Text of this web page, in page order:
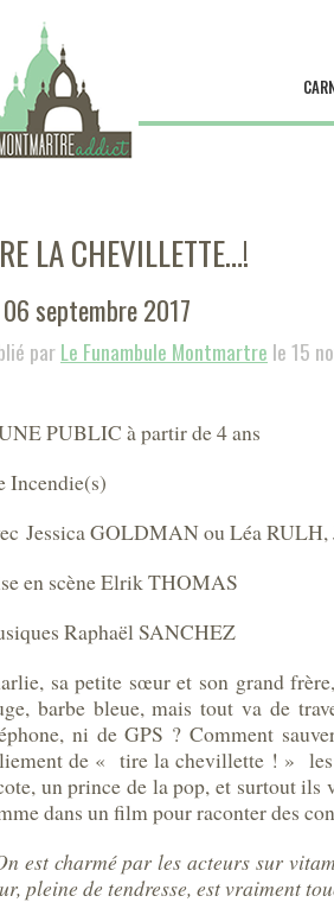
LA CHEVILLETTE…!
septembre 2017
parLe Funambule Montmartre le 15
PUBLIC à partir de 4 ans
Incendie(s)
Jessica GOLDMAN ou Léa
en scène Elrik THOMAS
Raphaël SANCHEZ
sa petite sœur et son grand
barbe bleue, mais tout va de
ni de GPS ? Comment
de « tire la chevillette ! » les
un prince de la pop, et surtout ils
dans un film pour raconter des
est charmé par les acteurs sur
pleine de tendresse, est vraiment